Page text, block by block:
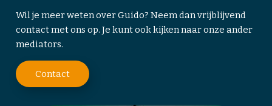
Wil je meer weten over Guido? Neem dan vrijblijvend
contact met ons op. Je kunt ook kijken naar onze ander
mediators.
Contact